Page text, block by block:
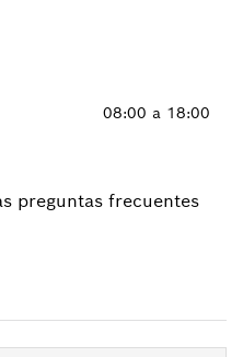
08:00 a 18:00
preguntas frecuentes